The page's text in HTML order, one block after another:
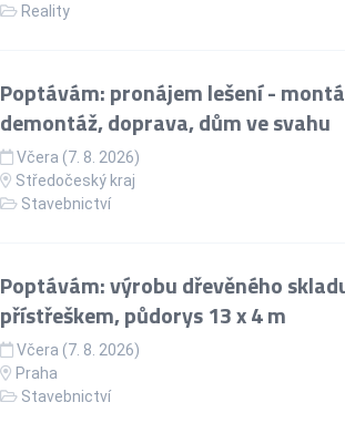
Reality
Poptávám: pronájem lešení -
demontáž, doprava, dům ve svahu
Včera (7. 8. 2026)
Středočeský kraj
Stavebnictví
Poptávám: výrobu dřevěného
přístřeškem, půdorys 13 x 4 m
Včera (7. 8. 2026)
Praha
Stavebnictví